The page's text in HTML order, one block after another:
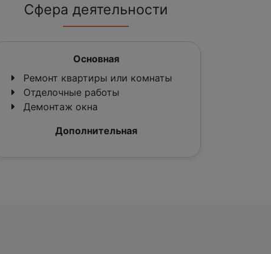
Сфера деятельности
Основная
Ремонт квартиры или комнаты
Отделочные работы
Демонтаж окна
Дополнительная